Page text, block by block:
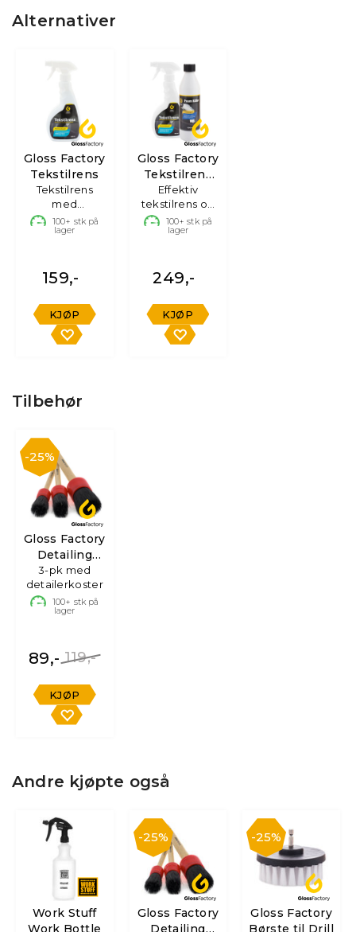
Alternativer
Gloss Factory
Tekstilrens
Tekstilrens
med
skumdyse,
500ml
100+ stk på
lager
159,-
KJØP
Gloss Factory
Tekstilrens
Kit
Effektiv
tekstilrens og
skumdemper
100+ stk på
lager
249,-
KJØP
Tilbehør
25%
Gloss Factory
Detailing
Brushes
3-pk med
detailerkoster
100+ stk på
lager
119,-
89,-
KJØP
Andre kjøpte også
Work Stuff
Work Bottle
25%
Gloss Factory
Detailing
25%
Gloss Factory
Børste til Drill